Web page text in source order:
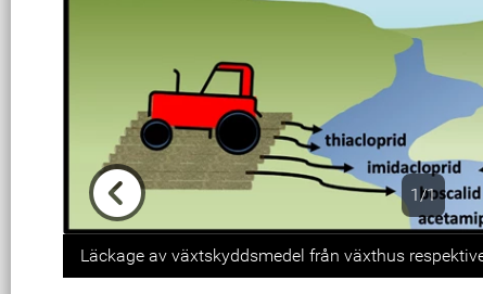
1/1
Läckage av växtskyddsmedel från växthus